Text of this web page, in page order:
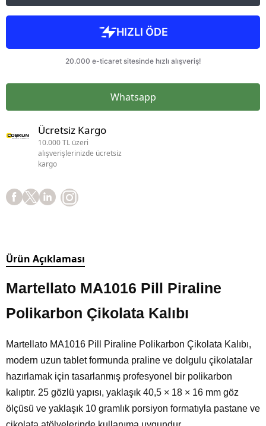
Whatsapp
Ücretsiz Kargo
10.000 TL üzeri
alışverişlerinizde ücretsiz
kargo
Ürün Açıklaması
Martellato MA1016 Pill Piraline
Polikarbon Çikolata Kalıbı
Martellato MA1016 Pill Piraline Polikarbon Çikolata Kalıbı,
modern uzun tablet formunda praline ve dolgulu çikolatalar
hazırlamak için tasarlanmış profesyonel bir polikarbon
kalıptır. 25 gözlü yapısı, yaklaşık 40,5 × 18 × 16 mm göz
ölçüsü ve yaklaşık 10 gramlık porsiyon formatıyla pastane ve